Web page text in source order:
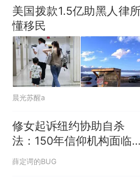
美国拨款1.5亿助黑人律
懂移民
晨光苏醒a
修女起诉纽约协助自杀
法：150年信仰机构面临
政府强制，自由界限何在
薛定谔的BUG